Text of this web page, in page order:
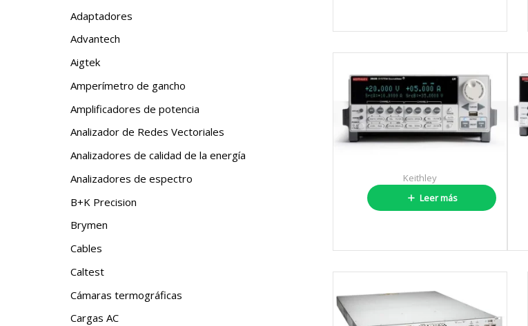
Keithley
2600B SERIES
Leer más
Adaptadores
Advantech
Aigtek
Amperímetro de gancho
Amplificadores de potencia
Analizador de Redes Vectoriales
Analizadores de calidad de la energía
Analizadores de espectro
B+K Precision
Brymen
Cables
Caltest
Cámaras termográficas
Cargas AC